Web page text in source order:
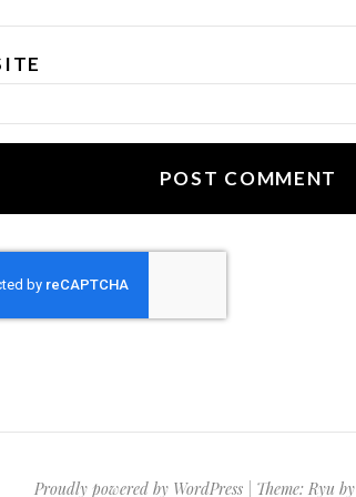
Proudly powered by WordPress Theme: Ryu by